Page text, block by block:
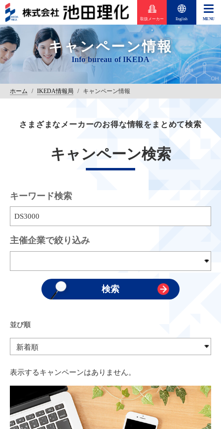
取扱メーカー English
キャンペーン情報
ホーム / IKEDA情報局 / キャンペーン情報
さまざまなメーカーのお得な情報をまとめて検索
キャンペーン検索
キーワード検索
主催企業で絞り込み
並び順
表示するキャンペーンはありません。